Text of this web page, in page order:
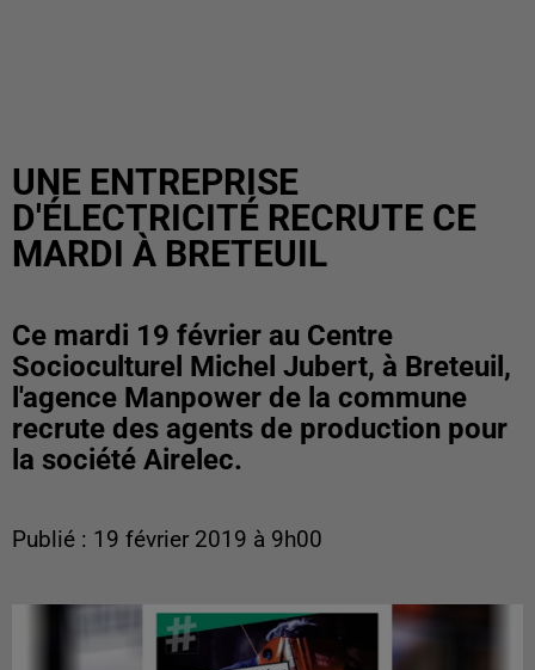
UNE ENTREPRISE
D'ÉLECTRICITÉ RECRUTE CE
MARDI À BRETEUIL
Ce mardi 19 février au Centre
Socioculturel Michel Jubert, à Breteuil,
l'agence Manpower de la commune
recrute des agents de production pour
la société Airelec.
Publié : 19 février 2019 à 9h00